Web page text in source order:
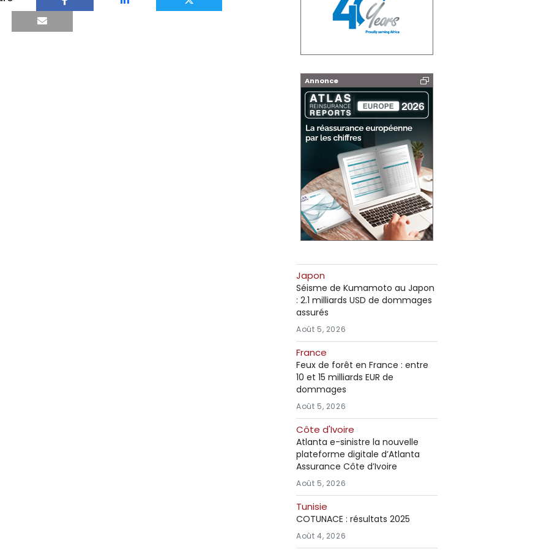
Annonce
Japon
Séisme de Kumamoto au Japon
: 2.1 milliards USD de dommages
assurés
Août 5, 2026
France
Feux de forêt en France : entre
10 et 15 milliards EUR de
dommages
Août 5, 2026
Côte d'Ivoire
Atlanta e-sinistre la nouvelle
plateforme digitale d’Atlanta
Assurance Côte d’Ivoire
Août 5, 2026
Tunisie
COTUNACE : résultats 2025
Août 4, 2026